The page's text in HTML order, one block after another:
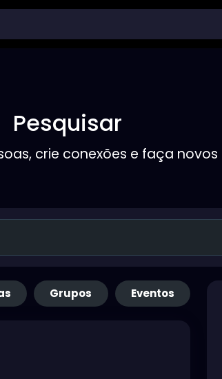
Pesquisar
crie conexões e faça
Grupos Eventos